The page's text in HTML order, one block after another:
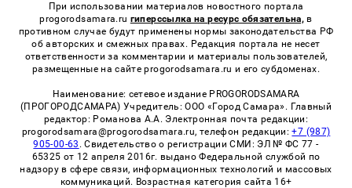
При использовании материалов новостного портала
progorodsamara.ru гиперссылка на ресурс обязательна, в
противном случае будут применены нормы законодательства РФ
об авторских и смежных правах. Редакция портала не несет
ответственности за комментарии и материалы пользователей,
размещенные на сайте progorodsamara.ru и его субдоменах.
Наименование: сетевое издание PROGORODSAMARA
(ПРОГОРОДСАМАРА) Учредитель: ООО «Город Самара». Главный
редактор: Романова А.А. Электронная почта редакции:
progorodsamara@progorodsamara.ru, телефон редакции:+7 (987)
905-00-63 . Свидетельство о регистрации СМИ: ЭЛ № ФС 77 -
65325 от 12 апреля 2016г. выдано Федеральной службой по
надзору в сфере связи, информационных технологий и массовых
коммуникаций. Возрастная категория сайта 16+